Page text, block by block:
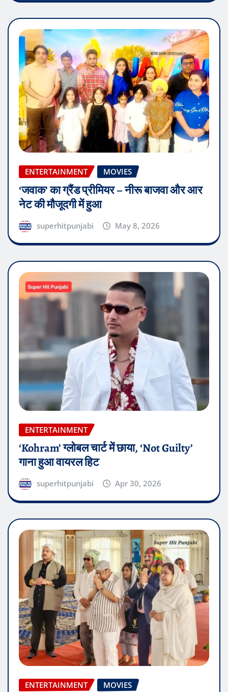
ENTERTAINMENT MOVIES
‘जवाक’ का ग्रैंड प्रीमियर – नीरू बाजवा और आर
नेट की मौजूदगी में हुआ
superhitpunjabi May 8, 2026
ENTERTAINMENT
‘Kohram’ ग्लोबल चार्ट में छाया, ‘Not Guilty’
गाना हुआ वायरल हिट
superhitpunjabi Apr 30, 2026
ENTERTAINMENT MOVIES